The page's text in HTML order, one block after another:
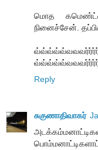
மொத
நினைச்சேன்.
Reply
சுகுணாதிவாகர்